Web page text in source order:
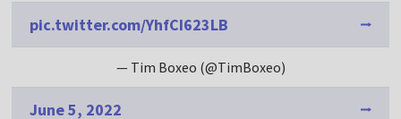
pic.twitter.com/YhfCI623LB
— Tim Boxeo (@TimBoxeo)
June 5, 2022